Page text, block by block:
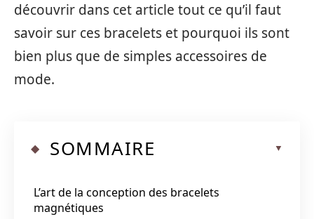
découvrir dans cet article tout ce qu’il faut
savoir sur ces bracelets et pourquoi ils sont
bien plus que de simples accessoires de
mode.
SOMMAIRE
L’art de la conception des bracelets
magnétiques